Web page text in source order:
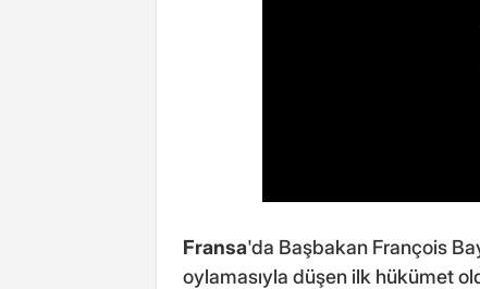
Fransa'da Başbakan François
oylamasıyla düşen ilk hükümet